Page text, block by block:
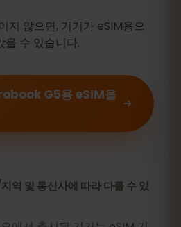
지 않으면, 기기가 eSIM용으
을 수 있습니다.
G5용 eSIM을
역 및 통신사에 따라 다를 수 있